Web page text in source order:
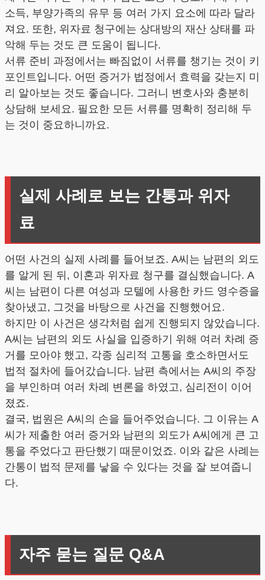
소득, 부양가족의 유무 등 여러 가지 요소에 따라 달라
져요. 또한, 위자료 청구에는 상대방의 재산 상태를 파
악해 두는 것도 큰 도움이 됩니다.
서류 준비 과정에서는 빠짐없이 서류를 챙기는 것이 키
포인트입니다. 어떤 증거가 법정에서 효력을 갖는지 미
리 알아보는 것도 좋습니다. 그러니 변호사와 충분히
상담해 보세요. 필요한 모든 서류를 명확히 정리해 두
는 것이 중요하니까요.
실제 사례로 보는 간통과 위자
료
어떤 사건의 실제 사례를 들어보죠. A씨는 남편의 외도
를 알게 된 뒤, 이혼과 위자료 청구를 결심했습니다. A
씨는 남편이 다른 여성과 모텔에 사용한 카드 영수증을
찾아냈고, 그것을 바탕으로 사건을 진행했어요.
하지만 이 사건은 생각처럼 쉽게 진행되지 않았습니다.
A씨는 남편의 외도 사실을 입증하기 위해 여러 차례 증
거를 모아야 했고, 각종 심리적 고통을 호소하면서도
법적 절차에 들어갔습니다. 남편 측에서는 A씨의 주장
을 부인하며 여러 차례 변론을 하였고, 심리전이 이어
졌죠.
결국, 법원은 A씨의 손을 들어주었습니다. 그 이유는 A
씨가 제출한 여러 증거와 남편의 외도가 A씨에게 큰 고
통을 주었다고 판단했기 때문이었죠. 이와 같은 사례는
간통이 법적 문제를 낳을 수 있다는 것을 잘 보여줍니
다.
자주 묻는 질문 Q&A